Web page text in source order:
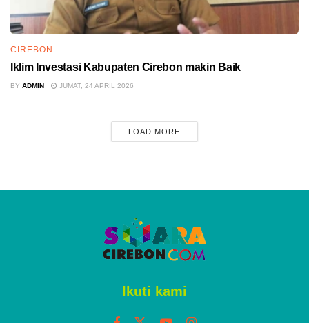
CIREBON
Iklim Investasi Kabupaten Cirebon makin Baik
BY ADMIN JUMAT, 24 APRIL 2026
LOAD MORE
Ikuti kami